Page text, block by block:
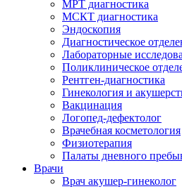
МРТ диагностика
МСКТ диагностика
Эндоскопия
Диагностическое
Лабораторные
Поликлиническое
Рентген-диагностика
Гинекология и
Вакцинация
Логопед-дефектолог
Врачебная косметология
Физиотерапия
Палаты дневного
Врачи
Врач акушер-гинеколог